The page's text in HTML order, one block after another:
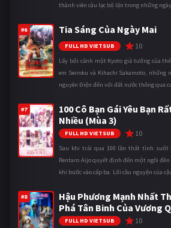
thành viên câu lạc bộ lặn trong những
#6 Tia Sáng Của Ngày Mai
FULL HD VIETSUB 10
Lấy bối cảnh một Kyoto giả tưởng của
em Seiroku và Kihachi Sakamoto, những
nguyên Điện đến với đất nước thông qua
#7
100 Cô Bạn Gái Yêu Bạn
Nhiều (Mùa 3)
FULL HD VIETSUB 10
Sau khi trải qua 100 lần thất tình suốt
Rentaro Aijo quyết định đến một ngôi
khi bước vào cấp ba. Lời cầu nguyện của
#8
Hậu Phương Mạnh Nhất
Phá Tân Binh Của Vương
FULL HD VIETSUB 10